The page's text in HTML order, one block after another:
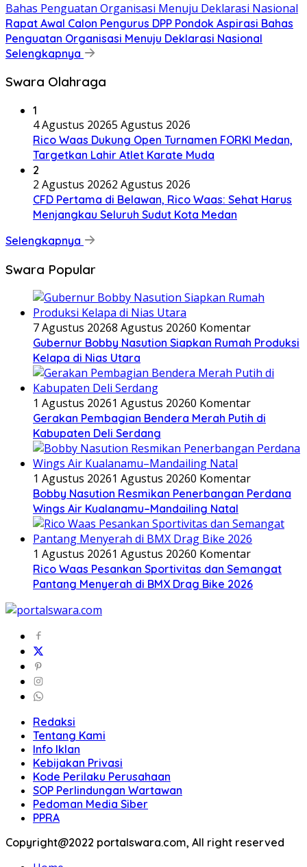
Rapat Awal Calon Pengurus DPP Pondok Aspirasi Bahas
Penguatan Organisasi Menuju Deklarasi Nasional
Selengkapnya
Swara Olahraga
1
4 Agustus 20265 Agustus 2026
Rico Waas Dukung Open Turnamen FORKI Medan,
Targetkan Lahir Atlet Karate Muda
2
2 Agustus 20262 Agustus 2026
CFD Pertama di Belawan, Rico Waas: Sehat Harus
Menjangkau Seluruh Sudut Kota Medan
Selengkapnya
Swara Popular
7 Agustus 20268 Agustus 20260 Komentar
Gubernur Bobby Nasution Siapkan Rumah Produksi
Kelapa di Nias Utara
1 Agustus 20261 Agustus 20260 Komentar
Gerakan Pembagian Bendera Merah Putih di
Kabupaten Deli Serdang
1 Agustus 20261 Agustus 20260 Komentar
Bobby Nasution Resmikan Penerbangan Perdana
Wings Air Kualanamu–Mandailing Natal
1 Agustus 20261 Agustus 20260 Komentar
Rico Waas Pesankan Sportivitas dan Semangat
Pantang Menyerah di BMX Drag Bike 2026
Redaksi
Tentang Kami
Info Iklan
Kebijakan Privasi
Kode Perilaku Perusahaan
SOP Perlindungan Wartawan
Pedoman Media Siber
PPRA
Copyright@2022 portalswara.com, All right reserved